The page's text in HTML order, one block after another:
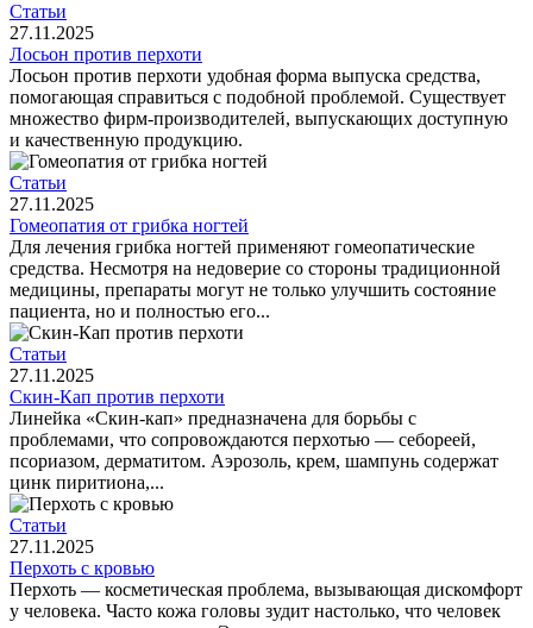
Статьи
27.11.2025
Лосьон против перхоти
Лосьон против перхоти удобная форма выпуска средства,
помогающая справиться с подобной проблемой. Существует
множество фирм-производителей, выпускающих доступную
и качественную продукцию.
Статьи
27.11.2025
Гомеопатия от грибка ногтей
Для лечения грибка ногтей применяют гомеопатические
средства. Несмотря на недоверие со стороны традиционной
медицины, препараты могут не только улучшить состояние
пациента, но и полностью его...
Статьи
27.11.2025
Скин-Кап против перхоти
Линейка «Скин-кап» предназначена для борьбы с
проблемами, что сопровождаются перхотью — себореей,
псориазом, дерматитом. Аэрозоль, крем, шампунь содержат
цинк пиритиона,...
Статьи
27.11.2025
Перхоть с кровью
Перхоть — косметическая проблема, вызывающая дискомфорт
у человека. Часто кожа головы зудит настолько, что человек